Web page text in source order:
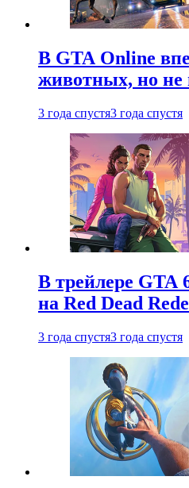
В GTA Online
животных, но
3 года спустя3 года спустя
В трейлере GTA
на Red Dead
3 года спустя3 года спустя